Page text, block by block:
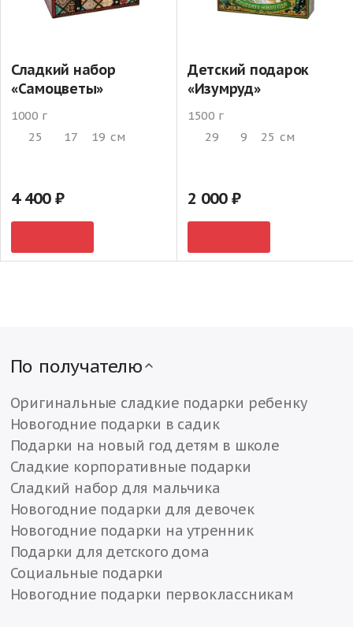
Сладкий набор
«Самоцветы»
1000 г
25
17 19 см
4 400
Детский подарок
«Изумруд»
1500 г
29
9 25 см
2 000
По получателю
Оригинальные сладкие подарки ребенку
Новогодние подарки в садик
Подарки на новый год детям в школе
Сладкие корпоративные подарки
Сладкий набор для мальчика
Новогодние подарки для девочек
Новогодние подарки на утренник
Подарки для детского дома
Социальные подарки
Новогодние подарки первоклассникам